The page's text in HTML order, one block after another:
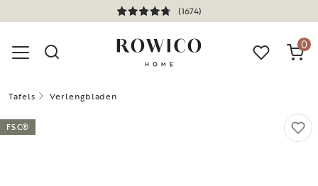
(1674)
0
Tafels Verlengbladen
FSC®